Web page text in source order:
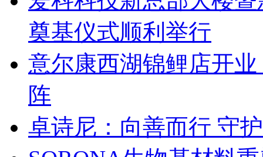
奠基仪式顺利举行
意尔康西湖锦鲤店开
阵
卓诗尼：向善而行 守